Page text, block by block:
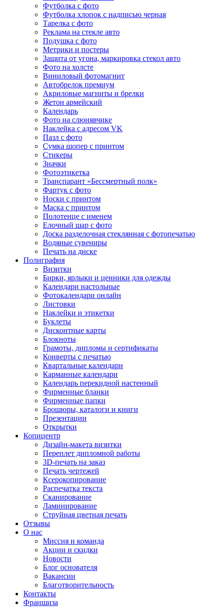
Футболка с фото
Футболка хлопок с надписью черная
Тарелка с фото
Реклама на стекле авто
Подушка с фото
Метрики и постеры
Защита от угона, маркировка стекол авто
Фото на холсте
Виниловый фотомагнит
Автобрелок премиум
Акриловые магниты и брелки
Жетон армейский
Календарь
Фото на слюнявчике
Наклейка с адресом VK
Пазл с фото
Сумка шопер с принтом
Стикеры
Значки
Фотоэтикетка
Транспарант «Бессмертный полк»
Фартук с фото
Носки с принтом
Маска с принтом
Полотенце с именем
Елочный шар с фото
Доска разделочная стеклянная с фотопечатью
Водяные сувениры
Печать на диске
Полиграфия
Визитки
Бирки, ярлыки и ценники для одежды
Календари настольные
Фотокалендари онлайн
Листовки
Наклейки и этикетки
Буклеты
Дисконтные карты
Блокноты
Грамоты, дипломы и сертификаты
Конверты с печатью
Квартальные календари
Карманные календари
Календарь перекидной настенный
Фирменные бланки
Фирменные папки
Брошюры, каталоги и книги
Презентации
Открытки
Копицентр
Дизайн-макета визитки
Переплет дипломной работы
3D-печать на заказ
Печать чертежей
Ксерокопирование
Распечатка текста
Сканирование
Ламинирование
Струйная цветная печать
Отзывы
О нас
Миссия и команда
Акции и скидки
Новости
Блог основателя
Вакансии
Благотворительность
Контакты
Франшиза